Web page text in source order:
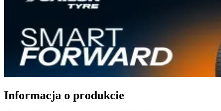
Informacja o produkcie